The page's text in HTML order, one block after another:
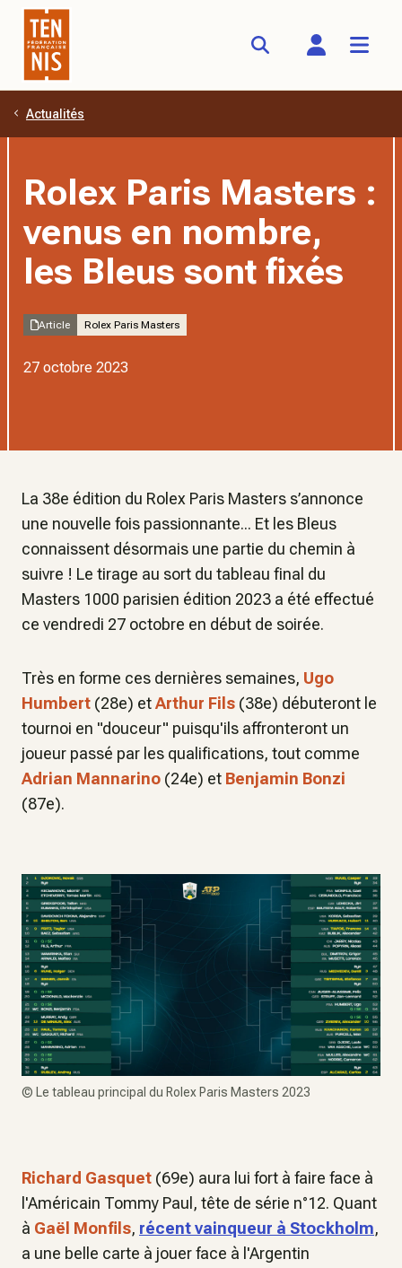
Aller au contenu principal
Actualités
Rolex Paris Masters :
venus en nombre,
les Bleus sont fixés
Article Rolex Paris Masters
27 octobre 2023
La 38e édition du Rolex Paris Masters s’annonce
une nouvelle fois passionnante... Et les Bleus
connaissent désormais une partie du chemin à
suivre ! Le tirage au sort du tableau final du
Masters 1000 parisien édition 2023 a été effectué
ce vendredi 27 octobre en début de soirée.
Très en forme ces dernières semaines, Ugo
Humbert (28e) etArthur Fils (38e) débuteront le
tournoi en "douceur" puisqu'ils affronteront un
joueur passé par les qualifications, tout comme
Adrian Mannarino (24e) et Benjamin Bonzi
(87e).
© Le tableau principal du Rolex Paris Masters 2023
Richard Gasquet (69e) aura lui fort à faire face à
l'Américain Tommy Paul, tête de série n°12. Quant
à Gaël Monfils, récent vainqueur à Stockholm,
a une belle carte à jouer face à l'Argentin